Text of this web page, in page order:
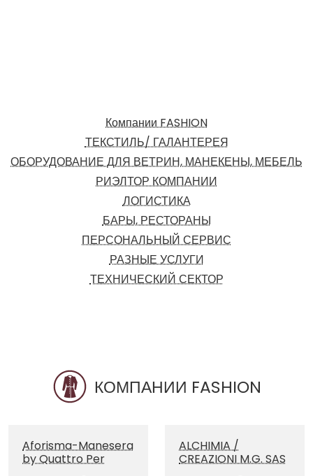
Компании FASHION
ТЕКСТИЛЬ/ ГАЛАНТЕРЕЯ
ОБОРУДОВАНИЕ ДЛЯ ВЕТРИН, МАНЕКЕНЫ, МЕБЕЛЬ
РИЭЛТОР КОМПАНИИ
ЛОГИСТИКА
БАРЫ, РЕСТОРАНЫ
ПЕРСОНАЛЬНЫЙ СЕРВИС
РАЗНЫЕ УСЛУГИ
ТЕХНИЧЕСКИЙ СЕКТОР
КОМПАНИИ FASHION
Aforisma-Manesera
by Quattro Per
ALCHIMIA /
CREAZIONI M.G. SAS